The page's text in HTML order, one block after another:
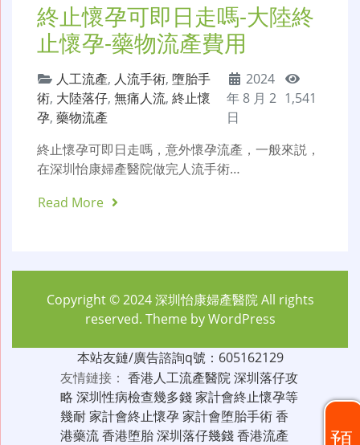
終止懷孕可即日走嗎-大陸終
止懷孕-藥物流產費用
人工流產, 人流手術, 墮胎手
術, 大陸落仔, 無痛人流, 終止懷
孕, 藥物流產
2024
年 8 月 2
日
1,541
終止懷孕可即日走嗎，意外懷孕流產，一般來説，
在深圳怡康婦產醫院做完人流手術…
Read More
Copyright © 2024深圳怡康婦產醫院All rights
reserved. Theme byWordPress
本站友鏈/廣告諮詢q號：605162129
友情鏈接： 香港人工流產醫院深圳落仔攻
略 深圳性病檢查幾多錢家計會終止懷孕等
幾耐家計會終止懷孕家計會堕胎手術香
港藥流香港堕胎深圳落仔幾錢香港流產